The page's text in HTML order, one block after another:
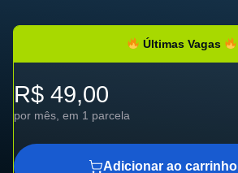
Últimas Vagas
R$ 49,00
por mês, em 1 parcela
Adicionar ao carrinho